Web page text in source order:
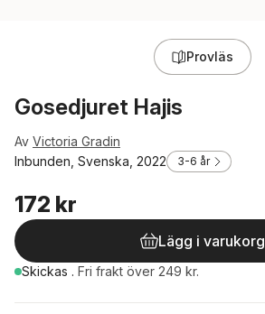
Provläs
Gosedjuret Hajis
Av Victoria Gradin
Inbunden, Svenska, 2022
3-6 år
172 kr
Lägg i varukorg
Skickas . Fri frakt över 249 kr.